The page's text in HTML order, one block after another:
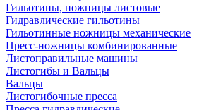
Гильотины, ножницы листовые
Гидравлические гильотины
Гильотинные ножницы механические
Пресс-ножницы комбинированные
Листоправильные машины
Листогибы и Вальцы
Вальцы
Листогибочные пресса